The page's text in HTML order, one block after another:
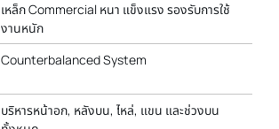
เหล็ก Commercial หนา แข็งแรง รองรับการใช้
งานหนัก
Counterbalanced System
บริหารหน้าอก, หลังบน, ไหล่, แขน และช่วงบน